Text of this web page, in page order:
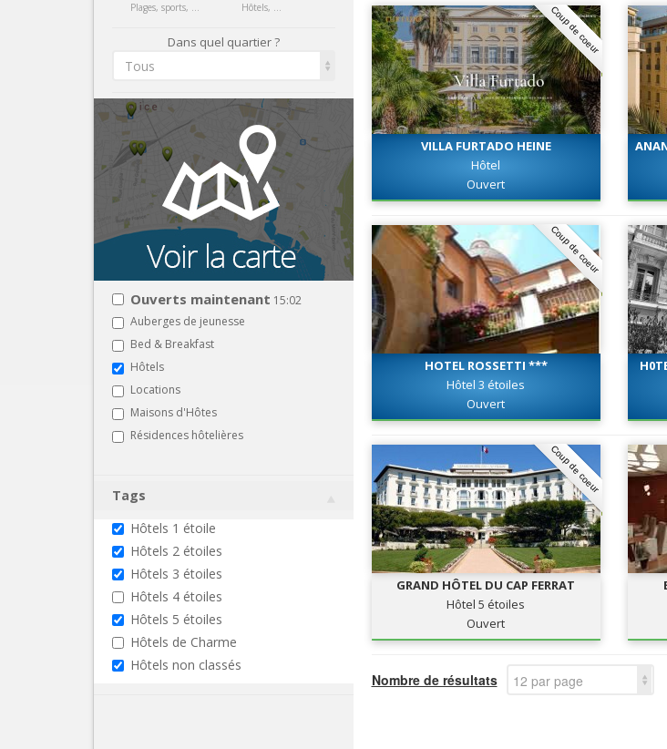
Plages, sports, ... Hôtels, ...
Dans quel quartier ?
Tous
Ouverts maintenant 15:02
Auberges de jeunesse
Bed & Breakfast
Hôtels
Locations
Maisons d'Hôtes
Résidences hôtelières
Tags
Hôtels 1 étoile
Hôtels 2 étoiles
Hôtels 3 étoiles
Hôtels 4 étoiles
Hôtels 5 étoiles
Hôtels de Charme
Hôtels non classés
Coup de coeur
VILLA FURTADO HEINE
Hôtel
Ouvert
Coup de coeur
HOTEL ROSSETTI ***
Hôtel 3 étoiles
Ouvert
Coup de coeur
GRAND HÔTEL DU CAP FERRAT
Hôtel 5 étoiles
Ouvert
Nombre de résultats 12 par page